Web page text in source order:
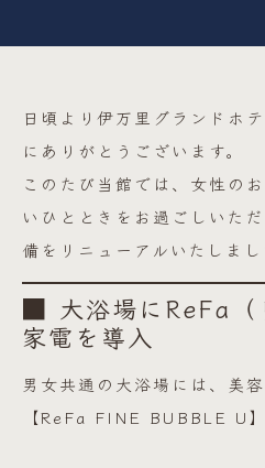
日頃より伊万里グランドホ
にありがとうございます。
このたび当館では、女性の
いひとときをお過ごしいた
備をリニューアルいたしまし
■ 大浴場にReFa（
家電を導入
男女共通の大浴場には、美
【ReFa FINE BUBBLE U